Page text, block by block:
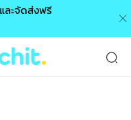
ละจัดส่งฟรี